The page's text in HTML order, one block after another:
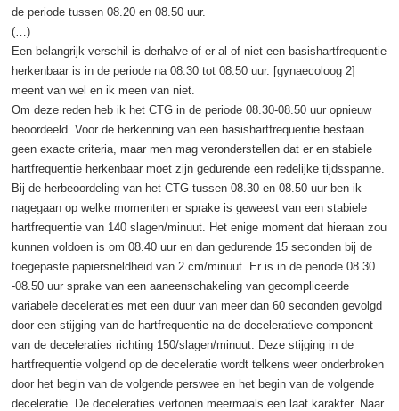
de periode tussen 08.20 en 08.50 uur.
(…)
Een belangrijk verschil is derhalve of er al of niet een basishartfrequentie
herkenbaar is in de periode na 08.30 tot 08.50 uur. [gynaecoloog 2]
meent van wel en ik meen van niet.
Om deze reden heb ik het CTG in de periode 08.30-08.50 uur opnieuw
beoordeeld. Voor de herkenning van een basishartfrequentie bestaan
geen exacte criteria, maar men mag veronderstellen dat er en stabiele
hartfrequentie herkenbaar moet zijn gedurende een redelijke tijdsspanne.
Bij de herbeoordeling van het CTG tussen 08.30 en 08.50 uur ben ik
nagegaan op welke momenten er sprake is geweest van een stabiele
hartfrequentie van 140 slagen/minuut. Het enige moment dat hieraan zou
kunnen voldoen is om 08.40 uur en dan gedurende 15 seconden bij de
toegepaste papiersneldheid van 2 cm/minuut. Er is in de periode 08.30
-08.50 uur sprake van een aaneenschakeling van gecompliceerde
variabele deceleraties met een duur van meer dan 60 seconden gevolgd
door een stijging van de hartfrequentie na de deceleratieve component
van de deceleraties richting 150/slagen/minuut. Deze stijging in de
hartfrequentie volgend op de deceleratie wordt telkens weer onderbroken
door het begin van de volgende perswee en het begin van de volgende
deceleratie. De deceleraties vertonen meermaals een laat karakter. Naar